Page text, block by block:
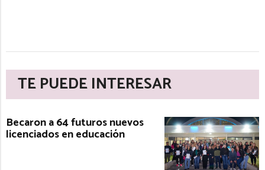
TE PUEDE INTERESAR
Becaron a 64 futuros nuevos
licenciados en educación